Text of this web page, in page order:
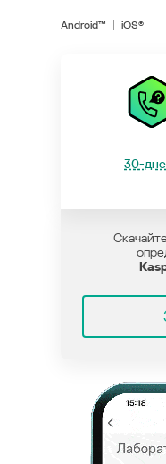
Android™ iOS®
30-